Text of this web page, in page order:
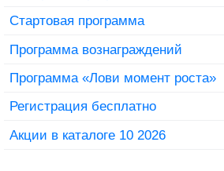
Стартовая программа
Программа вознаграждений
Программа «Лови момент роста»
Регистрация бесплатно
Акции в каталоге 10 2026